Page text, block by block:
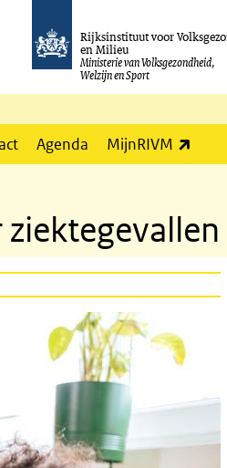
Rijksinstituut voor
en Milieu
Ministerie van Volksgezondheid,
Welzijn en Sport
Agenda MijnRIVM